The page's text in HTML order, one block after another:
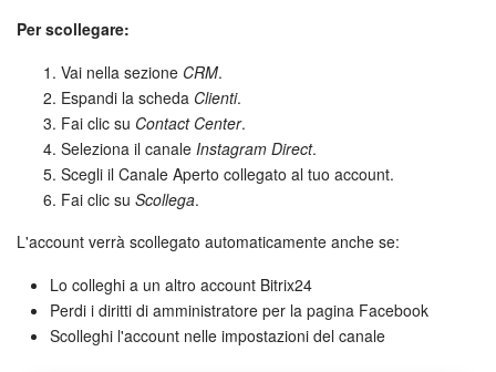
Per scollegare:
Vai nella sezione CRM.
Espandi la scheda Clienti.
Fai clic su Contact Center.
Seleziona il canale Instagram Direct.
Scegli il Canale Aperto collegato al tuo account.
Fai clic su Scollega.
L'account verrà scollegato automaticamente anche se:
Lo colleghi a un altro account Bitrix24
Perdi i diritti di amministratore per la pagina Facebook
Scolleghi l'account nelle impostazioni del canale